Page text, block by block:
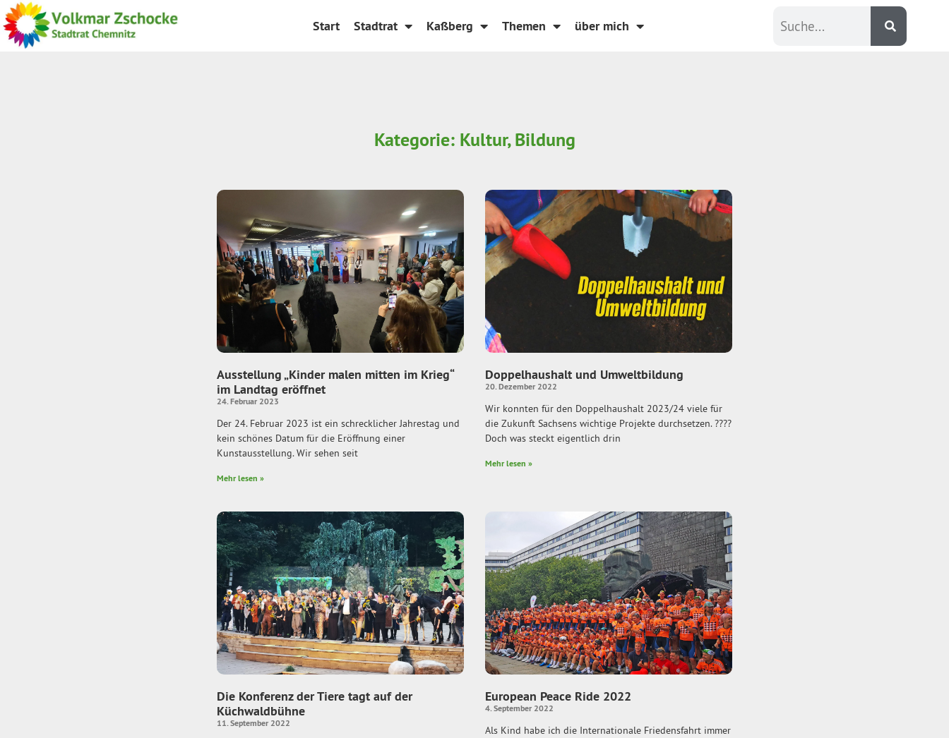
Start Stadtrat Kaßberg Themen über mich
Kategorie: Kultur, Bildung
Ausstellung „Kinder malen mitten im Krieg“
im Landtag eröffnet
24. Februar 2023
Der 24. Februar 2023 ist ein schrecklicher Jahrestag und
kein schönes Datum für die Eröffnung einer
Kunstausstellung. Wir sehen seit
Mehr lesen »
Doppelhaushalt und Umweltbildung
20. Dezember 2022
Wir konnten für den Doppelhaushalt 2023/24 viele für
die Zukunft Sachsens wichtige Projekte durchsetzen. ????
Doch was steckt eigentlich drin
Mehr lesen »
Die Konferenz der Tiere tagt auf der
Küchwaldbühne
11. September 2022
European Peace Ride 2022
4. September 2022
Als Kind habe ich die Internationale Friedensfahrt immer